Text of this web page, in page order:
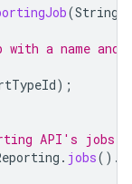
(String
a name
);
API's
. jobs().